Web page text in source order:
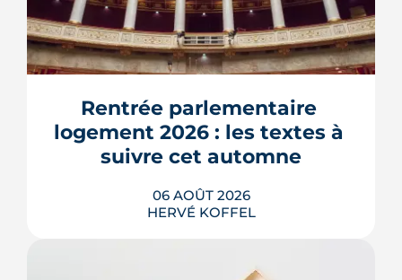
Rentrée parlementaire
logement 2026 : les textes à
suivre cet automne
06 AOÛT 2026
HERVÉ KOFFEL